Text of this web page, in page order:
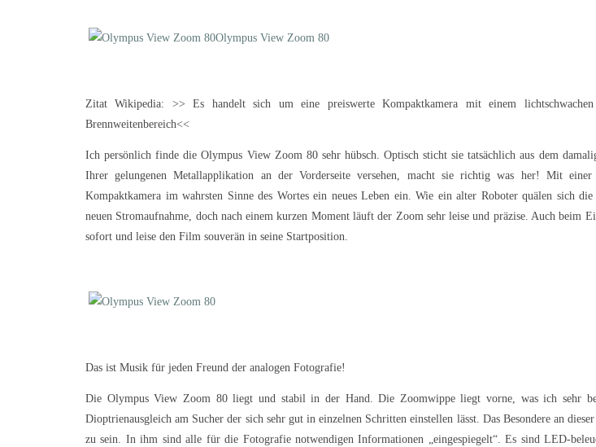
Zitat Wikipedia: >> Es handelt sich um eine preiswerte Kompaktkamera mit einem
Brennweitenbereich<<
Ich persönlich finde die Olympus View Zoom 80 sehr hübsch. Optisch sticht sie tatsächlich aus dem
Ihrer gelungenen Metallapplikation an der Vorderseite versehen, macht sie richtig was her! Mit einer
Kompaktkamera im wahrsten Sinne des Wortes ein neues Leben ein. Wie ein alter Roboter quälen sich
neuen Stromaufnahme, doch nach einem kurzen Moment läuft der Zoom sehr leise und präzise. Auch beim
sofort und leise den Film souverän in seine Startposition.
Das ist Musik für jeden Freund der analogen Fotografie!
Die Olympus View Zoom 80 liegt und stabil in der Hand. Die Zoomwippe liegt vorne, was ich sehr
Dioptrienausgleich am Sucher der sich sehr gut in einzelnen Schritten einstellen lässt. Das Besondere an
zu sein. In ihm sind alle für die Fotografie notwendigen Informationen „eingespiegelt“. Es sind LED-